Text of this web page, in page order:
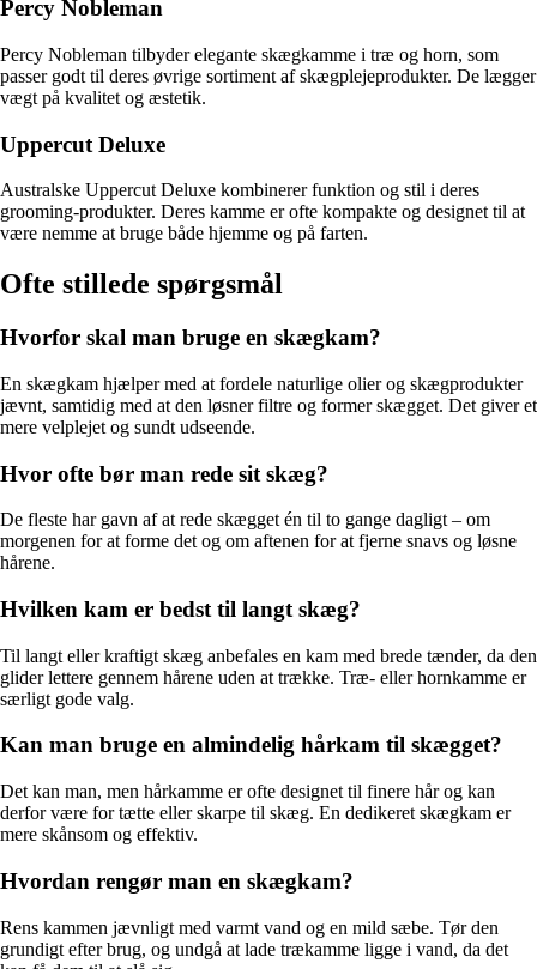
Percy Nobleman
Percy Nobleman tilbyder elegante skægkamme i træ og horn, som
passer godt til deres øvrige sortiment af skægplejeprodukter. De lægger
vægt på kvalitet og æstetik.
Uppercut Deluxe
Australske Uppercut Deluxe kombinerer funktion og stil i deres
grooming-produkter. Deres kamme er ofte kompakte og designet til at
være nemme at bruge både hjemme og på farten.
Ofte stillede spørgsmål
Hvorfor skal man bruge en skægkam?
En skægkam hjælper med at fordele naturlige olier og skægprodukter
jævnt, samtidig med at den løsner filtre og former skægget. Det giver et
mere velplejet og sundt udseende.
Hvor ofte bør man rede sit skæg?
De fleste har gavn af at rede skægget én til to gange dagligt – om
morgenen for at forme det og om aftenen for at fjerne snavs og løsne
hårene.
Hvilken kam er bedst til langt skæg?
Til langt eller kraftigt skæg anbefales en kam med brede tænder, da den
glider lettere gennem hårene uden at trække. Træ- eller hornkamme er
særligt gode valg.
Kan man bruge en almindelig hårkam til skægget?
Det kan man, men hårkamme er ofte designet til finere hår og kan
derfor være for tætte eller skarpe til skæg. En dedikeret skægkam er
mere skånsom og effektiv.
Hvordan rengør man en skægkam?
Rens kammen jævnligt med varmt vand og en mild sæbe. Tør den
grundigt efter brug, og undgå at lade trækamme ligge i vand, da det